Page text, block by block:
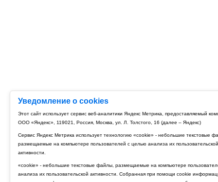
Уведомление о cookies
Этот сайт использует сервис веб-аналитики Яндекс Метрика, предоставляемый
ООО «Яндекс», 119021, Россия, Москва, ул. Л. Толстого, 16 (далее – Яндекс)
Сервис Яндекс Метрика использует технологию «cookie» - небольшие текстовые
размещаемые на компьютере пользователей с целью анализа их пользовательской
активности.
«cookie» - небольшие текстовые файлы, размещаемые на компьютере
анализа их пользовательской активности. Собранная при помощи cookie